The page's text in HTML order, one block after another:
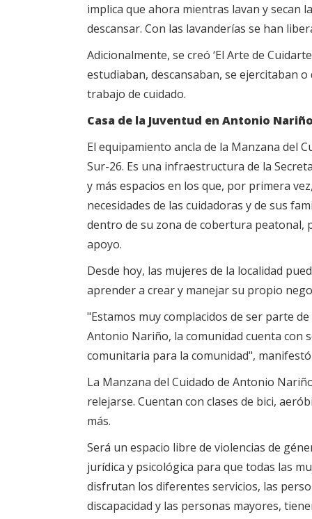
implica que ahora mientras lavan y secan
descansar. Con las lavanderías se han
Adicionalmente, se creó ‘El Arte de
estudiaban, descansaban, se ejercitaban
trabajo de cuidado.
Casa de la Juventud en Antonio
El equipamiento ancla de la Manzana del
Sur-26. Es una infraestructura de la
y más espacios en los que, por primera
necesidades de las cuidadoras y de sus
dentro de su zona de cobertura peatonal,
apoyo.
Desde hoy, las mujeres de la localidad
aprender a crear y manejar su propio
"Estamos muy complacidos de ser parte
Antonio Nariño, la comunidad cuenta con
comunitaria para la comunidad",
La Manzana del Cuidado de Antonio
relejarse. Cuentan con clases de bici,
más.
Será un espacio libre de violencias de
jurídica y psicológica para que todas las
disfrutan los diferentes servicios, las
discapacidad y las personas mayores,